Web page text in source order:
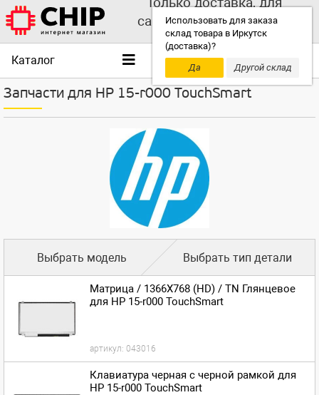
Использовать для заказа
склад товара в Иркутск
(доставка)?
Да
Другой склад
самовывоза выбирайте
другой склад!
Каталог
Запчасти для HP 15-r000 TouchSmart
Выбрать модель Выбрать тип детали
Матрица / 1366X768 (HD) / TN Глянцевое
для HP 15-r000 TouchSmart
артикул: 043016
Клавиатура черная с черной рамкой для
HP 15-r000 TouchSmart